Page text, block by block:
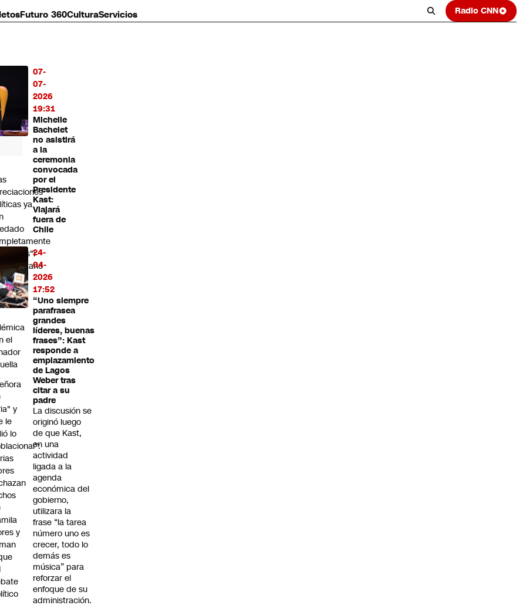
Futuro 360CulturaServicios Radio CNN
07-
07-
2026
19:31
Michelle
Bachelet
no asistirá
a la
ceremonia
convocada
por el
Presidente
Kast:
Viajará
fuera de
Chile
24-
04-
2026
17:52
“Uno siempre
parafrasea
grandes
líderes, buenas
frases”: Kast
responde a
emplazamiento
de Lagos
Weber tras
citar a su
padre
La discusión se
originó luego
de que Kast,
en una
actividad
ligada a la
agenda
económica del
gobierno,
utilizara la
frase “la tarea
número uno es
crecer, todo lo
demás es
música” para
reforzar el
enfoque de su
administración.
ya
a
el
y
le
lo
y